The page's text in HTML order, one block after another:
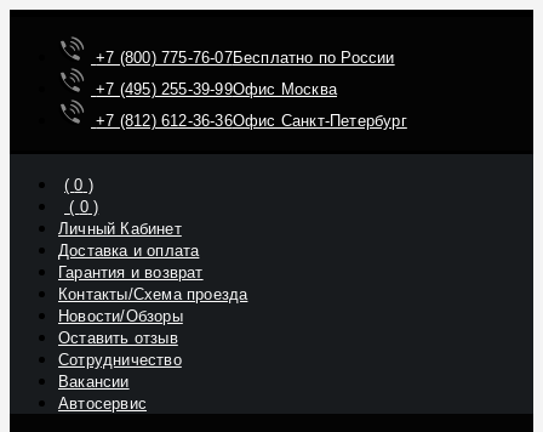
+7 (800) 775-76-07Бесплатно по России
+7 (495) 255-39-99Офис Москва
+7 (812) 612-36-36Офис Санкт-Петербург
(0 )
( 0)
Личный Кабинет
Доставка и оплата
Гарантия и возврат
Контакты/Схема проезда
Новости/Обзоры
Оставить отзыв
Сотрудничество
Вакансии
Автосервис